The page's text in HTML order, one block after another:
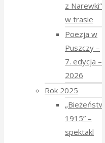
z Narewki”
w trasie
Poezja w
Puszczy –
7. edycja –
2026
Rok 2025
„Bieżeństwo
1915” –
spektakl